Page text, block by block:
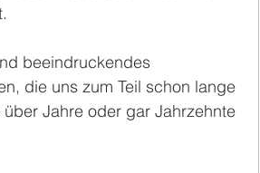
beeindruckendes
die uns zum Teil schon lange
Jahre oder gar Jahrzehnte